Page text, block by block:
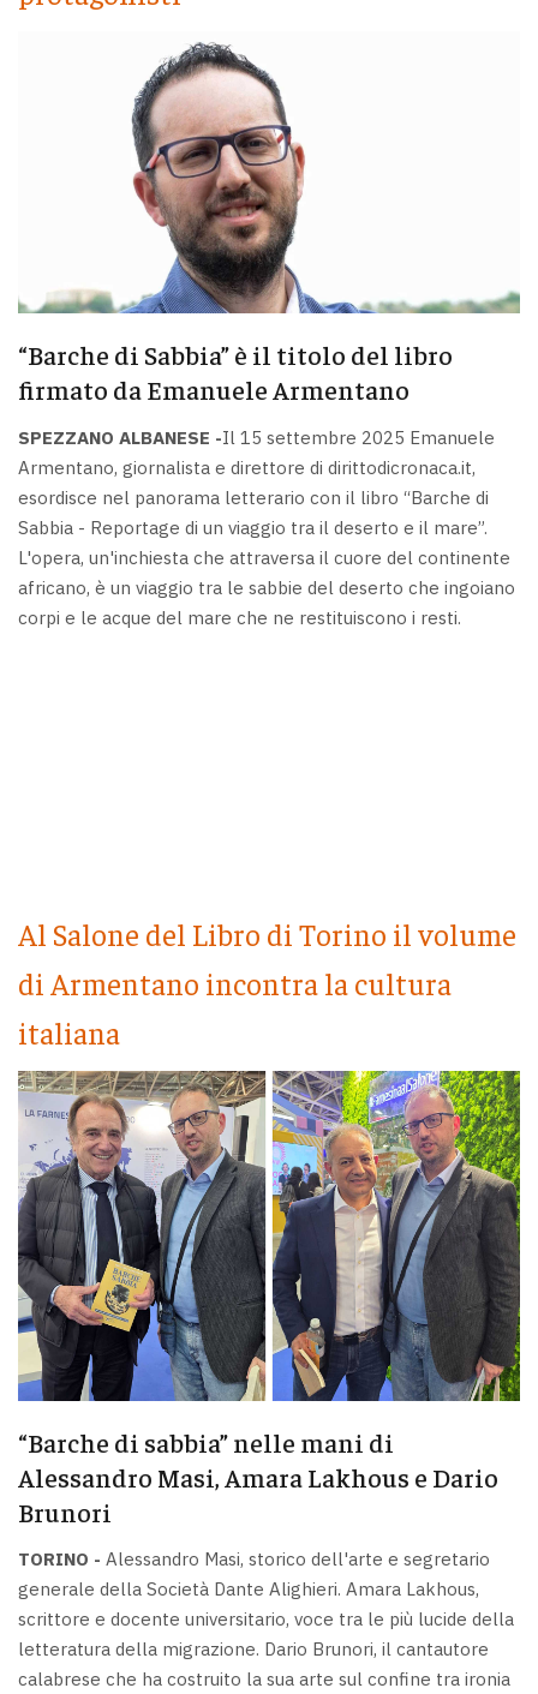
“Barche di Sabbia” è il titolo del libro
firmato da Emanuele Armentano
SPEZZANO ALBANESE -Il 15 settembre 2025 Emanuele
Armentano, giornalista e direttore di dirittodicronaca.it,
esordisce nel panorama letterario con il libro “Barche di
Sabbia - Reportage di un viaggio tra il deserto e il mare”.
L'opera, un'inchiesta che attraversa il cuore del continente
africano, è un viaggio tra le sabbie del deserto che ingoiano
corpi e le acque del mare che ne restituiscono i resti.
Al Salone del Libro di Torino il volume
di Armentano incontra la cultura
italiana
“Barche di sabbia” nelle mani di
Alessandro Masi, Amara Lakhous e Dario
Brunori
TORINO - Alessandro Masi, storico dell'arte e segretario
generale della Società Dante Alighieri. Amara Lakhous,
scrittore e docente universitario, voce tra le più lucide della
letteratura della migrazione. Dario Brunori, il cantautore
calabrese che ha costruito la sua arte sul confine tra ironia